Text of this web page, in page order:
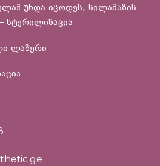
უნდა იცოდეს, სილამაზის
სტერილიზაცია
ლაზერი